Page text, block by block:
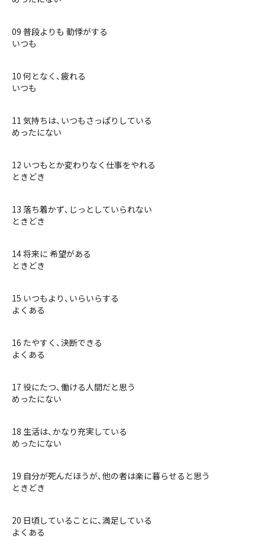
09 普段よりも 動悸がする
いつも
10 何となく、疲れる
いつも
11 気持ちは、いつもさっぱりしている
めったにない
12 いつもとか変わりなく仕事をやれる
ときどき
13 落ち着かず、じっとしていられない
ときどき
14 将来に 希望がある
ときどき
15 いつもより、いらいらする
よくある
16 たやすく、決断できる
よくある
17 役にたつ、働ける人間だと思う
めったにない
18 生活は、かなり充実している
めったにない
19 自分が死んだほうが、他の者は楽に暮らせると思う
ときどき
20 日頃していることに、満足している
よくある